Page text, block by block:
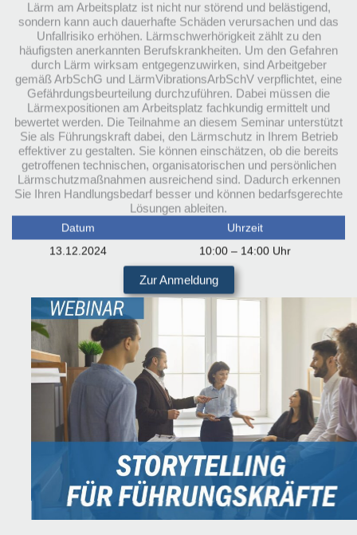
Lärm am Arbeitsplatz ist nicht nur störend und belästigend,
sondern kann auch dauerhafte Schäden verursachen und das
Unfallrisiko erhöhen. Lärmschwerhörigkeit zählt zu den
häufigsten anerkannten Berufskrankheiten. Um den Gefahren
durch Lärm wirksam entgegenzuwirken, sind Arbeitgeber
gemäß ArbSchG und LärmVibrationsArbSchV verpflichtet, eine
Gefährdungsbeurteilung durchzuführen. Dabei müssen die
Lärmexpositionen am Arbeitsplatz fachkundig ermittelt und
bewertet werden. Die Teilnahme an diesem Seminar unterstützt
Sie als Führungskraft dabei, den Lärmschutz in Ihrem Betrieb
effektiver zu gestalten. Sie können einschätzen, ob die bereits
getroffenen technischen, organisatorischen und persönlichen
Lärmschutzmaßnahmen ausreichend sind. Dadurch erkennen
Sie Ihren Handlungsbedarf besser und können bedarfsgerechte
Lösungen ableiten.
Datum
Uhrzeit
13.12.2024
10:00 – 14:00 Uhr
Zur Anmeldung